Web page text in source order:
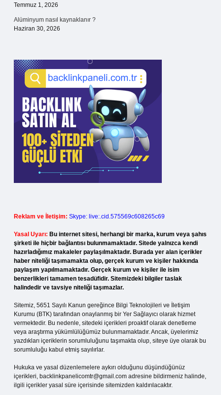
Temmuz 1, 2026
Alüminyum nasıl kaynaklanır ?
Haziran 30, 2026
Reklam ve İletişim: Skype: live:.cid.575569c608265c69
Yasal Uyarı: Bu internet sitesi, herhangi bir marka, kurum veya şahıs
şirketi ile hiçbir bağlantısı bulunmamaktadır. Sitede yalnızca kendi
hazırladığımız makaleler paylaşılmaktadır. Burada yer alan içerikler
haber niteliği taşımamakta olup, gerçek kurum ve kişiler hakkında
paylaşım yapılmamaktadır. Gerçek kurum ve kişiler ile isim
benzerlikleri tamamen tesadüfidir. Sitemizdeki bilgiler taslak
halindedir ve tavsiye niteliği taşımazlar.
Sitemiz, 5651 Sayılı Kanun gereğince Bilgi Teknolojileri ve İletişim
Kurumu (BTK) tarafından onaylanmış bir Yer Sağlayıcı olarak hizmet
vermektedir. Bu nedenle, sitedeki içerikleri proaktif olarak denetleme
veya araştırma yükümlülüğümüz bulunmamaktadır. Ancak, üyelerimiz
yazdıkları içeriklerin sorumluluğunu taşımakta olup, siteye üye olarak bu
sorumluluğu kabul etmiş sayılırlar.
Hukuka ve yasal düzenlemelere aykırı olduğunu düşündüğünüz
içerikleri, backlinkpanelicomtr@gmail.com adresine bildirmeniz halinde,
ilgili içerikler yasal süre içerisinde sitemizden kaldırılacaktır.